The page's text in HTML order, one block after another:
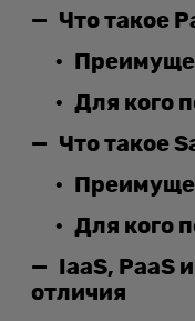
Что такое
Для кого
Что такое
Для кого
IaaS, PaaS
отличия